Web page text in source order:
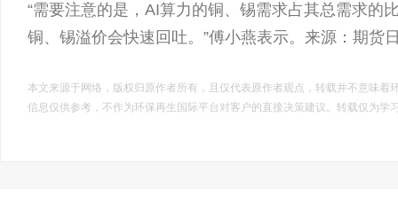
“需要注意的是，AI算力的铜、锡需求占其总需求的
铜、锡溢价会快速回吐。”傅小燕表示。来源： 期货
本文来源于网络，版权归原作者所有，且仅代表原作者观点，转载并不意味
信息仅供参考，不作为环保再生国际平台对客户的直接决策建议。转载仅为